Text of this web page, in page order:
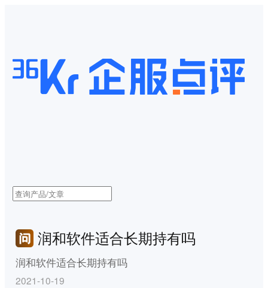
润和软件适合长期持有吗
润和软件适合长期持有吗
2021-10-19